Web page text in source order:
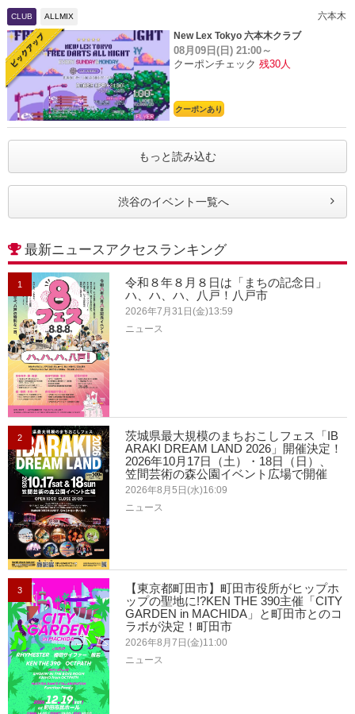
CLUB ALLMIX
六本木
New Lex Tokyo 六本木クラブ
08月09日(日) 21:00～
クーポンチェック 残30人
クーポンあり
もっと読み込む
渋谷のイベント一覧へ
最新ニュースアクセスランキング
1
令和８年８月８日は「まちの記念日」
ハ、ハ、ハ、八戸！八戸市
2026年7月31日(金)13:59
ニュース
2
茨城県最大規模のまちおこしフェス「IB
ARAKI DREAM LAND 2026」開催決定！
2026年10月17日（土）・18日（日）、
笠間芸術の森公園イベント広場で開催
2026年8月5日(水)16:09
ニュース
3
【東京都町田市】町田市役所がヒップホ
ップの聖地に!?KEN THE 390主催「CITY
GARDEN in MACHIDA」と町田市とのコ
ラボが決定！町田市
2026年8月7日(金)11:00
ニュース